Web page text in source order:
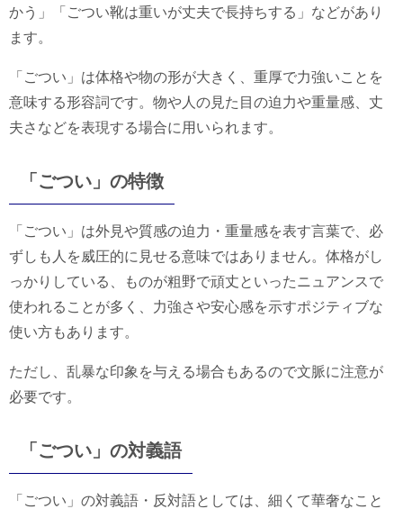
かう」「ごつい靴は重いが丈夫で長持ちする」などがあり
ます。
「ごつい」は体格や物の形が大きく、重厚で力強いことを
意味する形容詞です。物や人の見た目の迫力や重量感、丈
夫さなどを表現する場合に用いられます。
「ごつい」の特徴
「ごつい」は外見や質感の迫力・重量感を表す言葉で、必
ずしも人を威圧的に見せる意味ではありません。体格がし
っかりしている、ものが粗野で頑丈といったニュアンスで
使われることが多く、力強さや安心感を示すポジティブな
使い方もあります。
ただし、乱暴な印象を与える場合もあるので文脈に注意が
必要です。
「ごつい」の対義語
「ごつい」の対義語・反対語としては、細くて華奢なこと